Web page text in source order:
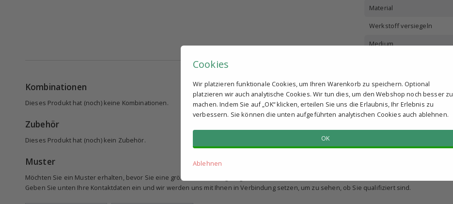
Material
Werkstoff versiegeln
Medium
Kombinationen
Dieses Produkt hat (noch) keine Kombinationen.
Zubehör
Dieses Produkt hat (noch) kein Zubehör.
Muster
Möchten Sie ein Muster erhalten, bevor Sie eine größere Bestellung aufgeben?
Geben Sie unten Ihre Kontaktdaten ein und wir werden uns mit Ihnen in Verbindung setzen, um zu sehen, ob Sie qualifiziert sind.
Cookies
Wir platzieren funktionale Cookies, um Ihren Warenkorb zu speichern. Optional
platzieren wir auch analytische Cookies. Wir tun dies, um den Webshop noch besser zu
machen. Indem Sie auf „OK“ klicken, erteilen Sie uns die Erlaubnis, Ihr Erlebnis zu
verbessern. Sie können die unten aufgeführten analytischen Cookies auch ablehnen.
OK
Ablehnen